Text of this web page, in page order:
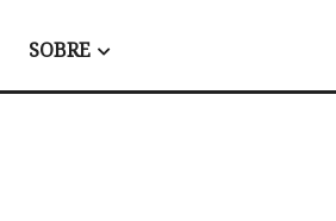
SOBRE